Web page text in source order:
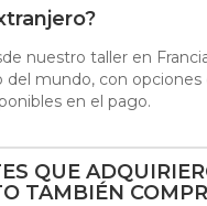
nuestro taller en
del mundo, con opciones
en el pago.
QUE
TAMBIÉN